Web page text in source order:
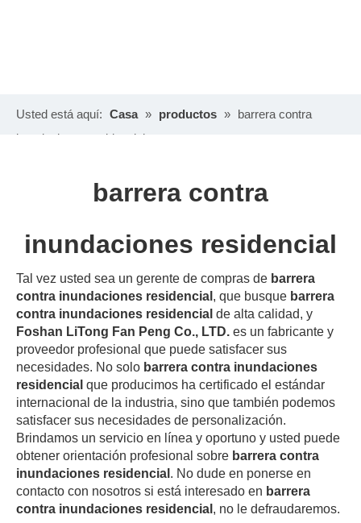
Usted está aquí: Casa » productos » barrera contra
inundaciones residencial
barrera contra
inundaciones residencial
Tal vez usted sea un gerente de compras de barrera
contra inundaciones residencial , que busque barrera
contra inundaciones residencial de alta calidad, y
Foshan LiTong Fan Peng Co., LTD. es un fabricante y
proveedor profesional que puede satisfacer sus
necesidades. No solo barrera contra inundaciones
residencial que producimos ha certificado el estándar
internacional de la industria, sino que también podemos
satisfacer sus necesidades de personalización.
Brindamos un servicio en línea y oportuno y usted puede
obtener orientación profesional sobre barrera contra
inundaciones residencial . No dude en ponerse en
contacto con nosotros si está interesado en barrera
contra inundaciones residencial , no le defraudaremos.